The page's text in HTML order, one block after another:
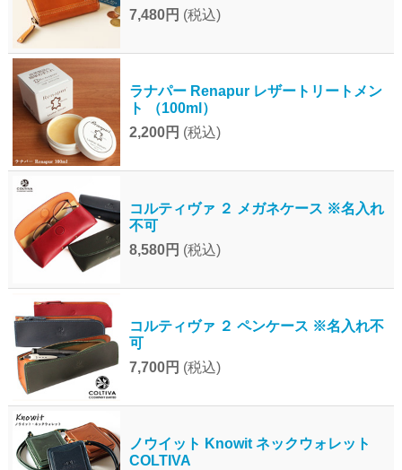
7,480円 (税込)
ラナパー Renapur レザートリートメン
ト （100ml）
2,200円 (税込)
コルティヴァ ２ メガネケース ※名入れ
不可
8,580円 (税込)
コルティヴァ ２ ペンケース ※名入れ不
可
7,700円 (税込)
ノウイット Knowit ネックウォレット
COLTIVA